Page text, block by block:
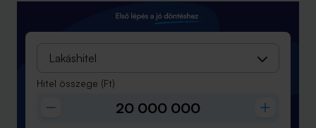
Lakáshitel
Hitel összege (Ft)